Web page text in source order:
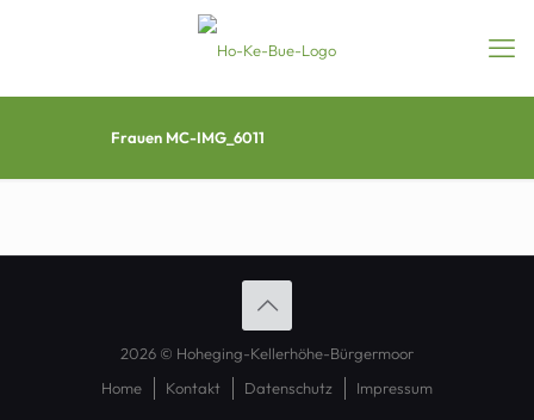
Frauen MC-IMG_6011
2026 © Hoheging-Kellerhöhe-Bürgermoor
Home
Kontakt Datenschutz Impressum